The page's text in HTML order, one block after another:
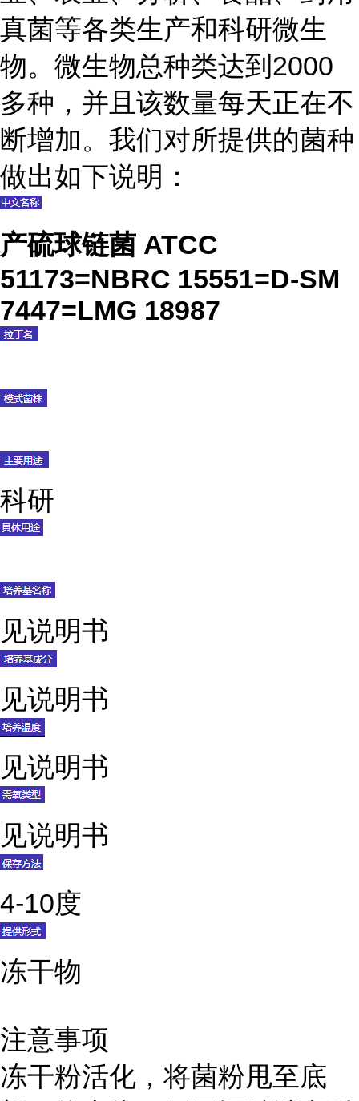
真菌等各类生产和科研微生
物。微生物总种类达到2000
多种，并且该数量每天正在不
断增加。我们对所提供的菌种
做出如下说明：
产硫球链菌 ATCC
51173=NBRC 15551=D-SM
7447=LMG 18987
科研
见说明书
见说明书
见说明书
见说明书
4-10度
冻干物
注意事项
冻干粉活化，将菌粉甩至底